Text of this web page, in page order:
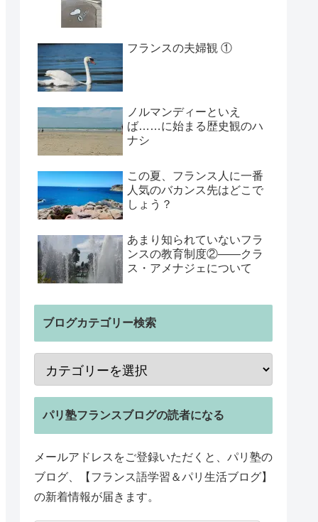
フランスの夫婦観 ①
ノルマンディーといえ
ば……に始まる歴史観のハ
ナシ
この夏、フランス人に一番
人気のバカンス先はどこで
しょう？
あまり知られていないフラ
ンスの教育制度②――クラ
ス・アメナジェについて
ブログカテゴリー検索
パリ塾フランスブログの読者になる
メールアドレスをご登録いただくと、パリ塾の
ブログ、【フランス語学習＆パリ生活ブログ】
の新着情報が届きます。